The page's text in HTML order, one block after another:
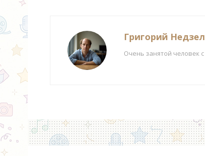
Григорий
Очень занятой человек